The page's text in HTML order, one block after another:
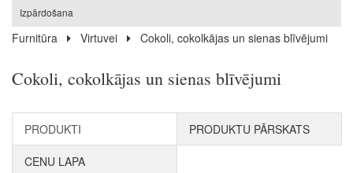
Izpārdošana
Furnitūra Virtuvei Cokoli, cokolkājas un sienas blīvējumi
Cokoli, cokolkājas un sienas blīvējumi
PRODUKTI PRODUKTU PĀRSKATS
CENU LAPA